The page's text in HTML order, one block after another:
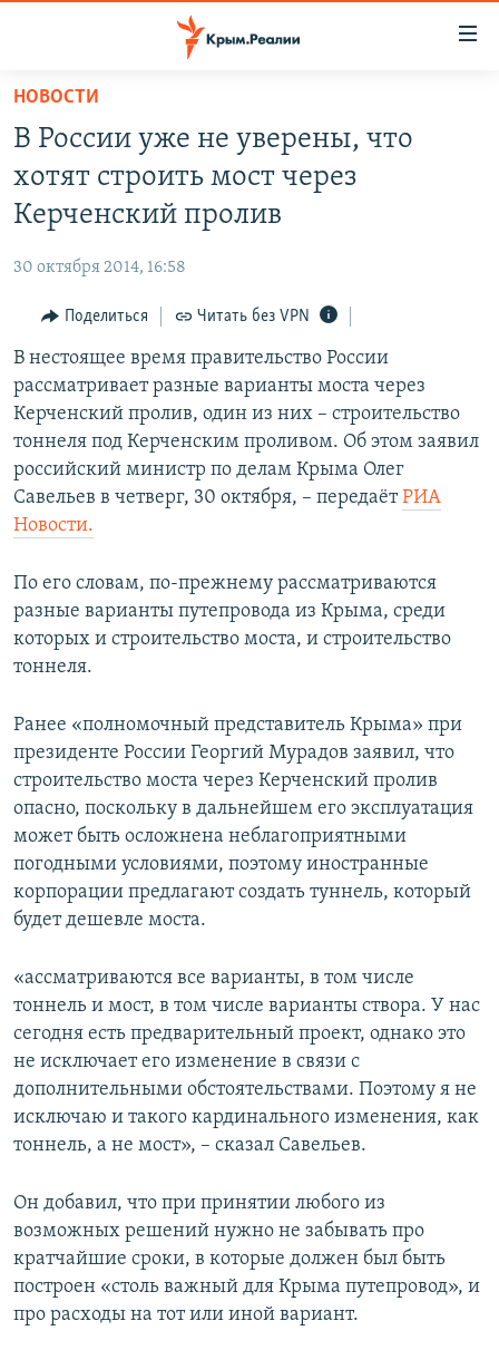
Вернуться
основному
содержанию
Вернутся
главной
навигации
Вернутся
поиску
СПЕЦПРОЕКТЫ
11 ЛЕТ ОККУПАЦИИ КРЫМА. 11 ИСТОРИЙ СОПРОТИВЛЕНИЯ
ВОДА
ЕЩЕ
ИНТЕРАКТИВ
ИНФОГРАФИКА
ТЕЛЕПРОЕКТ КРЫМ.РЕАЛИИ
СОВЕТЫ ПРАВОЗАЩИТНИКОВ
ПРОПАВШИЕ БЕЗ ВЕСТИ
ПОБЕДИТЕЛЕЙ НЕ СУДЯТ?
УКРАИНСКАЯ ПРОБЛЕМА КРЫМА
РАДІО СВОБОДА
КАК ОБОЙТИ БЛОКИРОВКУ
Українською
Qırımtatar
ПРИСОЕДИНЯЙТЕСЬ!
Все сайты RFE/RL
НОВОСТИ
В России уже не уверены, что
хотят строить мост через
Керченский пролив
30 октября 2014, 16:58
Поделиться Читать без VPN
В нестоящее время правительство России
рассматривает разные варианты моста через
Керченский пролив, один из них – строительство
тоннеля под Керченским проливом. Об этом заявил
российский министр по делам Крыма Олег
Савельев в четверг, 30 октября, – передаётРИА
Новости.
По его словам, по-прежнему рассматриваются
разные варианты путепровода из Крыма, среди
которых и строительство моста, и строительство
тоннеля.
Ранее «полномочный представитель Крыма» при
президенте России Георгий Мурадов заявил, что
строительство моста через Керченский пролив
опасно, поскольку в дальнейшем его эксплуатация
может быть осложнена неблагоприятными
погодными условиями, поэтому иностранные
корпорации предлагают создать туннель, который
будет дешевле моста.
«ассматриваются все варианты, в том числе
тоннель и мост, в том числе варианты створа. У нас
сегодня есть предварительный проект, однако это
не исключает его изменение в связи с
дополнительными обстоятельствами. Поэтому я не
исключаю и такого кардинального изменения, как
тоннель, а не мост», – сказал Савельев.
Он добавил, что при принятии любого из
возможных решений нужно не забывать про
кратчайшие сроки, в которые должен был быть
построен «столь важный для Крыма путепровод», и
про расходы на тот или иной вариант.